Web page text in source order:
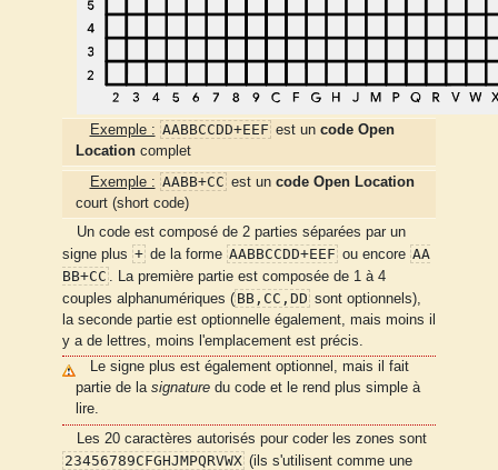
Exemple : AABBCCDD+EEFest un code Open
Location complet
Exemple : AABB+CCest un code Open Location
court (short code)
Un code est composé de 2 parties séparées par un
signe plus + de la forme AABBCCDD+EEF ou encore AA
BB+CC . La première partie est composée de 1 à 4
couples alphanumériques ( BB,CC,DD sont optionnels),
la seconde partie est optionnelle également, mais moins il
y a de lettres, moins l'emplacement est précis.
Le signe plus est également optionnel, mais il fait
partie de la signature du code et le rend plus simple à
lire.
Les 20 caractères autorisés pour coder les zones sont
23456789CFGHJMPQRVWX (ils s'utilisent comme une